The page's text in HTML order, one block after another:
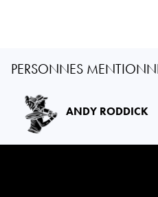
PERSONNES
ANDY RODDICK